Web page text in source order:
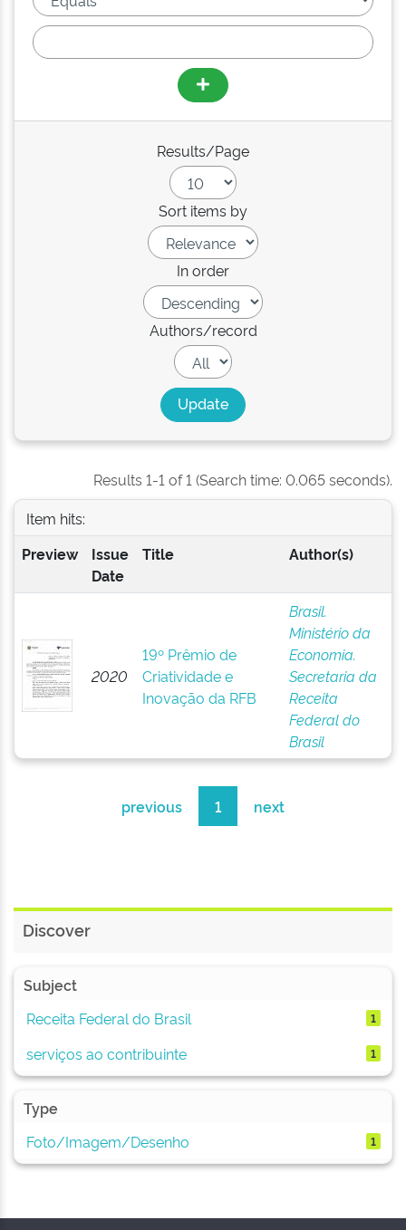
Results/Page
Sort items by
In order
Authors/record
Results 1-1 of 1 (Search time: 0.065 seconds).
Item hits:
Preview
Issue
Date
Title Author(s)
2020
19º Prêmio de
Criatividade e
Inovação da RFB
Brasil.
Ministério da
Economia.
Secretaria da
Receita
Federal do
Brasil
previous 1 next
Discover
Subject
Receita Federal do Brasil
1
serviços ao contribuinte 1
Type
Foto/Imagem/Desenho
1